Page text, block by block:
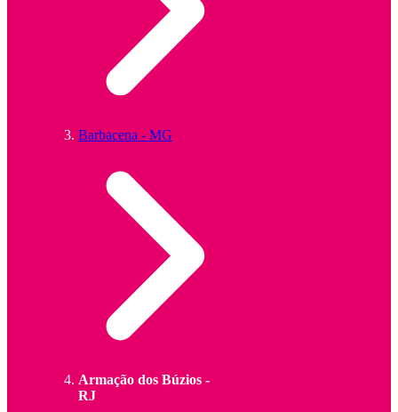
Barbacena - MG
Armação dos Búzios -
RJ